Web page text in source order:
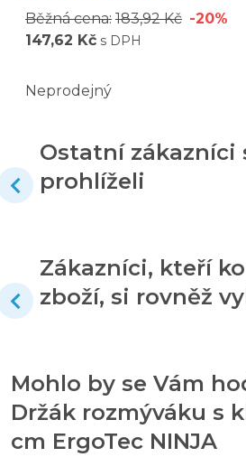
Běžná cena: 183,92 Kč -20%
147,62 Kč s DPH
Neprodejný
Ostatní zákazníci
prohlíželi
Zákazníci, kteří
zboží, si rovněž
Mohlo by se Vám
Držák rozmýváku s
cm ErgoTec NINJA